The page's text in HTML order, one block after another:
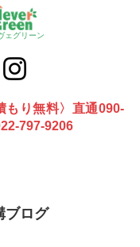
ェグリーン
もり無料〉直通090-
797-9206
ブログ